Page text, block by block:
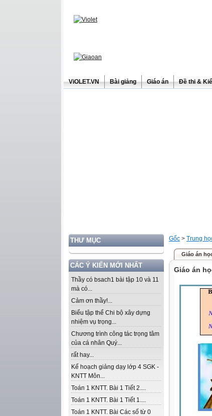
ViOLET.VN Bài giảng Giáo án Đề thi &
THƯ MỤC
CÁC Ý KIẾN MỚI NHẤT
Thầy có bsach1 bài tập 10 và 11
mà có...
Cảm ơn thầy!...
Biểu tập thể Chi bộ xây dựng
nhiệm vụ trọng...
Chương trình công tác trọng tâm
của cá nhân Quý...
rất hay...
Kế hoạch giảng dạy lớp 4 SGK -
KNTT Môn...
Toán 1 KNTT. Bài 1 Tiết 2....
Toán 1 KNTT. Bài 1 Tiết 1....
Toán 1 KNTT. Bài Các số từ 0
Gốc > Trung
Giáo án
Giáo án